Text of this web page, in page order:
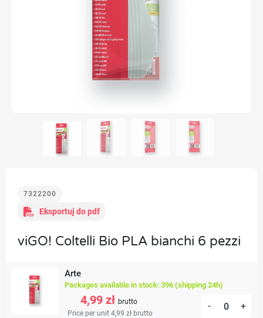
7322200
Eksportuj do pdf
viGO! Coltelli Bio PLA bianchi 6 pezzi
Arte
Packages available in stock: 396 (shipping 24h)
4,99 zł brutto
Price per unit 4,99 zł brutto
- +